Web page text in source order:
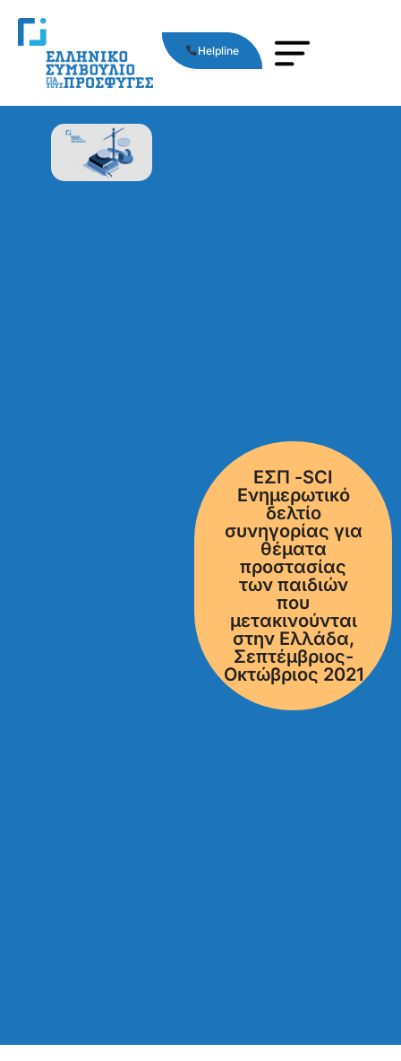
Helpline
ΕΣΠ -SCI
Ενημερωτικό
δελτίο
συνηγορίας για
θέματα
προστασίας
των παιδιών
που
μετακινούνται
στην Ελλάδα,
Σεπτέμβριος-
Οκτώβριος 2021